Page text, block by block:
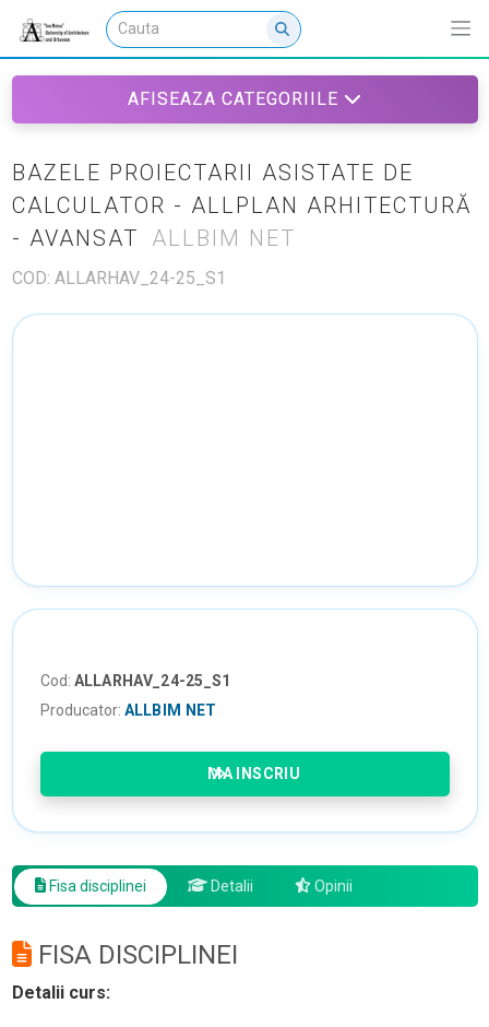
AFISEAZA CATEGORIILE
BAZELE PROIECTARII ASISTATE DE
CALCULATOR - ALLPLAN ARHITECTURĂ
- AVANSAT
ALLBIM NET
COD: ALLARHAV_24-25_S1
Cod: ALLARHAV_24-25_S1
Producator: ALLBIM NET
MA INSCRIU
Fisa disciplinei Detalii Opinii
FISA DISCIPLINEI
Detalii curs: